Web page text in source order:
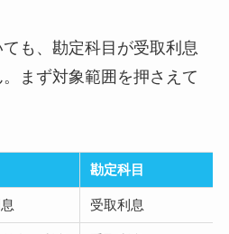
ても、勘定科目が受取利息
まず対象範囲を押さえて
勘定科目
受取利息